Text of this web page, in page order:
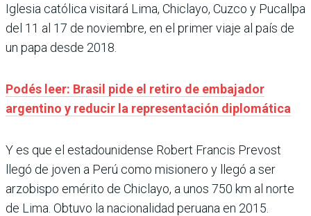
Iglesia católica visitará Lima, Chiclayo, Cuzco y Pucallpa
del 11 al 17 de noviembre, en el primer viaje al país de
un papa desde 2018.
Podés leer: Brasil pide el retiro de embajador
argentino y reducir la representación diplomática
Y es que el estadounidense Robert Francis Prevost
llegó de joven a Perú como misionero y llegó a ser
arzobispo emérito de Chiclayo, a unos 750 km al norte
de Lima. Obtuvo la nacionalidad peruana en 2015.